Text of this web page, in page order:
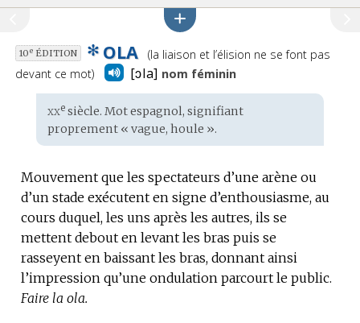
10eÉDITION ✻ OLA
Prononciation
:
(la liaison et l’élision ne se font pas
devant ce mot)
[ɔla] nom féminin
Étymologie
:
xxesiècle. Motespagnol, signifiant
proprement « vague, houle ».
Mouvement que les spectateurs d’une arène ou
d’un stade exécutent en signe d’enthousiasme, au
cours duquel, les uns après les autres, ils se
mettent debout en levant les bras puis se
rasseyent en baissant les bras, donnant ainsi
l’impression qu’une ondulation parcourt le public.
Faire la ola.